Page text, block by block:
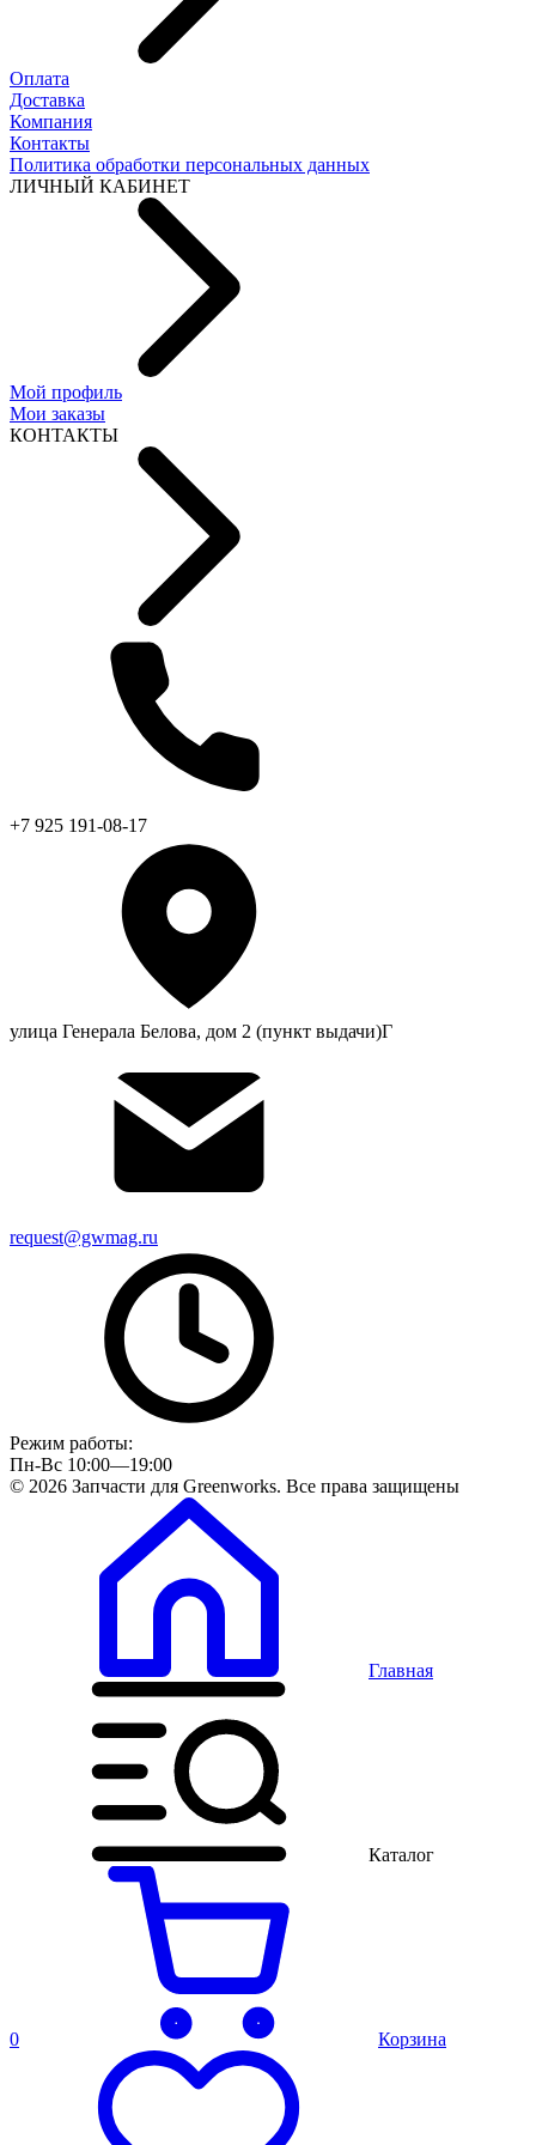
Оплата
Доставка
Компания
Контакты
Политика обработки персональных данных
ЛИЧНЫЙ КАБИНЕТ
Мой профиль
Мои заказы
КОНТАКТЫ
+7 925 191-08-17
улица Генерала Белова, дом 2 (пункт выдачи)Г
request@gwmag.ru
Режим работы:
Пн-Вс 10:00—19:00
© 2026 Запчасти для Greenworks. Все права защищены
Главная
Каталог
0 Корзина